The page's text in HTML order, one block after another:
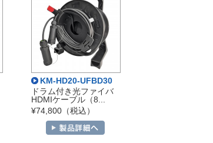
KM-HD20-UFBD30
ドラム付き光ファイバ
HDMIケーブル（8...
¥74,800（税込）